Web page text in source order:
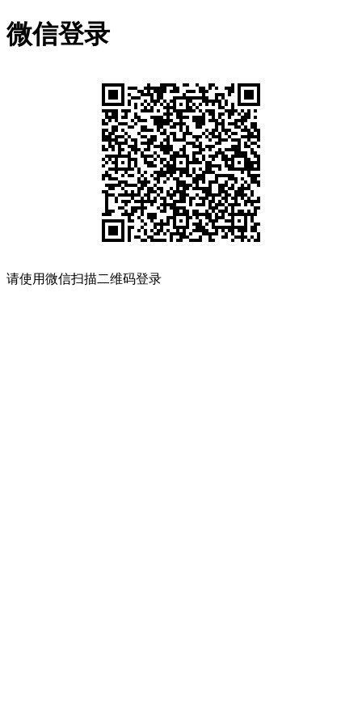
微信登录
请使用微信扫描二维码登录